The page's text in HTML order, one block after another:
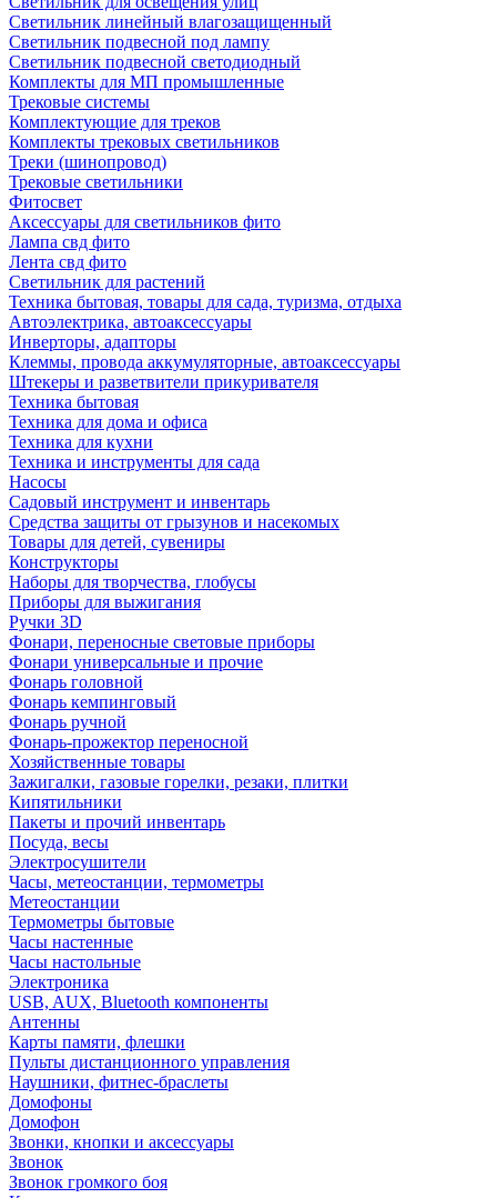
Светильник линейный влагозащищенный
Светильник подвесной под лампу
Светильник подвесной светодиодный
Комплекты для МП промышленные
Трековые системы
Комплектующие для треков
Комплекты трековых светильников
Треки (шинопровод)
Трековые светильники
Фитосвет
Аксессуары для светильников фито
Лампа свд фито
Лента свд фито
Светильник для растений
Техника бытовая, товары для сада, туризма, отдыха
Автоэлектрика, автоаксессуары
Инверторы, адапторы
Клеммы, провода аккумуляторные, автоаксессуары
Штекеры и разветвители прикуривателя
Техника бытовая
Техника для дома и офиса
Техника для кухни
Техника и инструменты для сада
Насосы
Садовый инструмент и инвентарь
Средства защиты от грызунов и насекомых
Товары для детей, сувениры
Конструкторы
Наборы для творчества, глобусы
Приборы для выжигания
Ручки 3D
Фонари, переносные световые приборы
Фонари универсальные и прочие
Фонарь головной
Фонарь кемпинговый
Фонарь ручной
Фонарь-прожектор переносной
Хозяйственные товары
Зажигалки, газовые горелки, резаки, плитки
Кипятильники
Пакеты и прочий инвентарь
Посуда, весы
Электросушители
Часы, метеостанции, термометры
Метеостанции
Термометры бытовые
Часы настенные
Часы настольные
Электроника
USB, AUX, Bluetooth компоненты
Антенны
Карты памяти, флешки
Пульты дистанционного управления
Наушники, фитнес-браслеты
Домофоны
Домофон
Звонки, кнопки и аксессуары
Звонок
Звонок громкого боя